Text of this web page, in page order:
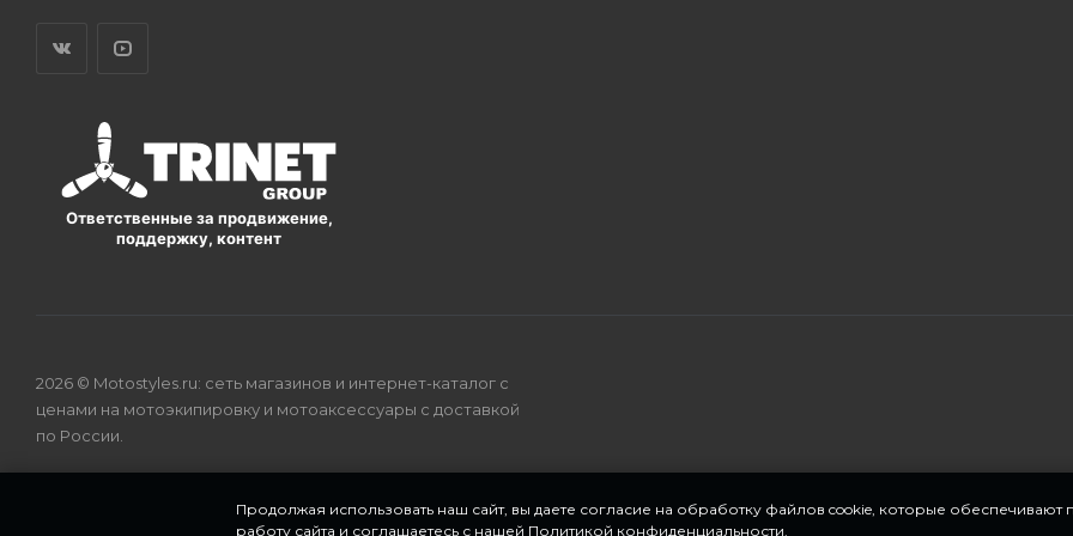
Ответственные за продвижение,
поддержку, контент
2026 © Motostyles.ru: сеть магазинов и интернет-каталог с
ценами на мотоэкипировку и мотоаксессуары с доставкой
по России.
Продолжая использовать наш сайт, вы даете согласие на обработку файлов cookie, которые обеспечивают
работу сайта и соглашаетесь с нашей Политикой конфиденциальности.